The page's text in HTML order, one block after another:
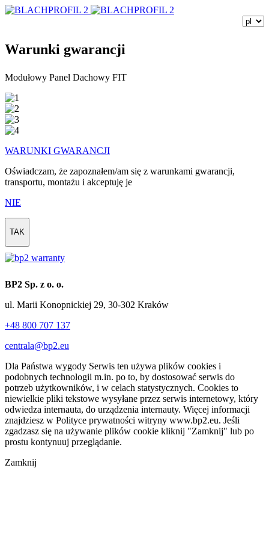
Warunki gwarancji
Modułowy Panel Dachowy FIT
WARUNKI GWARANCJI
Oświadczam, że zapoznałem/am się z warunkami gwarancji,
transportu, montażu i akceptuję je
NIE
TAK
BP2 Sp. z o. o.
ul. Marii Konopnickiej 29, 30-302 Kraków
+48 800 707 137
centrala@bp2.eu
Dla Państwa wygody Serwis ten używa plików cookies i
podobnych technologii m.in. po to, by dostosować serwis do
potrzeb użytkowników, i w celach statystycznych. Cookies to
niewielkie pliki tekstowe wysyłane przez serwis internetowy, który
odwiedza internauta, do urządzenia internauty. Więcej informacji
znajdziesz w Polityce prywatności witryny www.bp2.eu. Jeśli
zgadzasz się na używanie plików cookie kliknij "Zamknij" lub po
prostu kontynuuj przeglądanie.
Zamknij